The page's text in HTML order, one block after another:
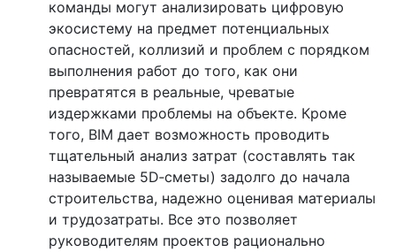
команды могут анализировать цифровую
экосистему на предмет потенциальных
опасностей, коллизий и проблем с порядком
выполнения работ до того, как они
превратятся в реальные, чреватые
издержками проблемы на объекте. Кроме
того, BIM дает возможность проводить
тщательный анализ затрат (составлять так
называемые 5D‑сметы) задолго до начала
строительства, надежно оценивая материалы
и трудозатраты. Все это позволяет
руководителям проектов рационально